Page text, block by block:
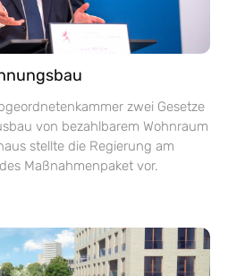
zwei Gesetze
von bezahlbarem Wohnraum
stellte die Regierung am
Maßnahmenpaket vor.